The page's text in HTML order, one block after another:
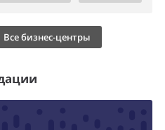
Все бизнес-центры